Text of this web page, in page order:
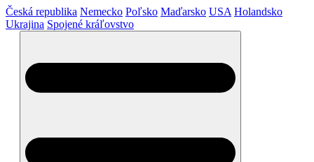
Česká republika Nemecko Poľsko Maďarsko USA Holandsko
Ukrajina Spojené kráľovstvo